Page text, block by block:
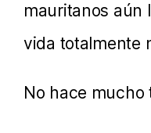
mauritanos aún
vida totalmente
No hace mucho